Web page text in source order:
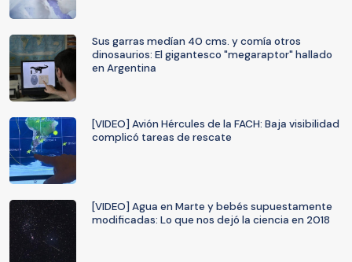
Sus garras medían 40 cms. y comía otros
dinosaurios: El gigantesco "megaraptor" hallado
en Argentina
[VIDEO] Avión Hércules de la FACH: Baja visibilidad
complicó tareas de rescate
[VIDEO] Agua en Marte y bebés supuestamente
modificadas: Lo que nos dejó la ciencia en 2018